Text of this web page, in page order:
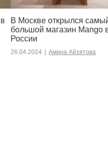
В Москве открылся
большой магазин Mango
России
26.04.2024 | Амина Айзятова